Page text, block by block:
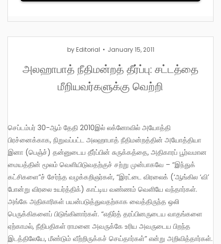
by Editorial January 15, 2011
அலஹாபாத் நீதிமன்றத் தீர்ப்பு: சட்டத்தை
மீறியவர்களுக்கு வெற்றி
செப்டம்பர் 30-ஆம் தேதி 2010இல் லக்னோவில் அயோத்தி
பிரச்னைக்காக, நிறுவப்பட்ட அலஹாபாத் நீதிமன்றத்தின் அயோத்தியா
இனா (பெஞ்ச்) தன்னுடைய தீர்ப்பின் சுருக்கத்தை, அதிகாரப் பூர்வமான
மையத்தின் மூலம் வெளியிடுவதற்குச் சற்று முன்பாகவே – “இந்துக்
கட்சிகளை”ச் சேர்ந்த வழக்கறிஞர்கள், “இரட்டை விரலைக் (‘ஆங்கில ‘வி’
போன்று விரலை உயர்த்திக்) காட்டிய வண்ணம் வெளியே வந்தார்கள்.
அங்கே அதிகாரிகள் பயன்படுத்துவதற்காக வைத்திருந்த ஒலி
பெருக்கிகளைப் பிடுங்கினார்கள். “எதிர்த் தரப்பினருடைய வாதங்களை
ஏற்காமல், நீதிபதிகள் ராமனை அவருக்கே உரிய அவருடைய பிறந்த
இடத்திலேயே, மீண்டும் வீற்றிருக்கச் செய்தார்கள்” என்று அறிவித்தார்கள்.